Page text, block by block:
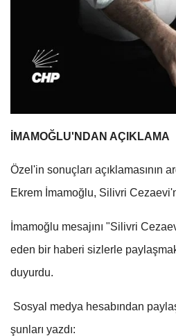
İMAMOĞLU'NDAN AÇIKLAMA
Özel'in sonuçları açıklamasının
Ekrem İmamoğlu, Silivri
İmamoğlu mesajını "Silivri
eden bir haberi sizlerle
duyurdu.
Sosyal medya hesabından
şunları yazdı: